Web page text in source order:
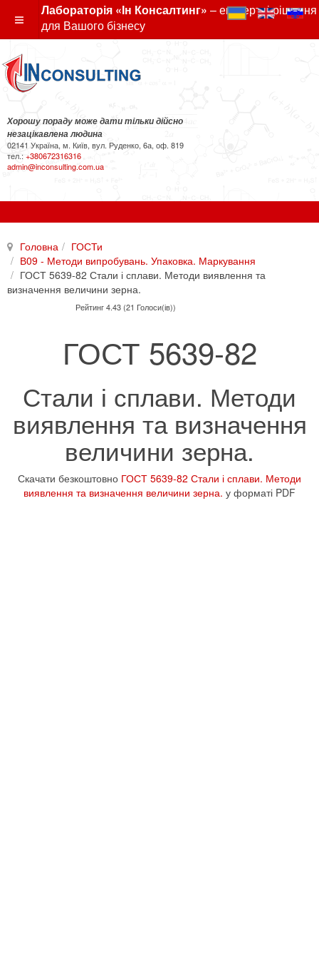
Лабораторія «Ін Консалтинг» – експертні рішення
для Вашого бізнесу
Хорошу пораду може дати тільки дійсно
незацікавлена людина
02141 Україна, м. Київ, вул. Руденко, 6а, оф. 819
тел.: +380672316316
admin@inconsulting.com.ua
Головна
ГОСТи
В09 - Методи випробувань. Упаковка. Маркування
ГОСТ 5639-82 Стали і сплави. Методи виявлення та
визначення величини зерна.
Рейтинг 4.43 (21 Голоси(ів))
ГОСТ 5639-82
Стали і сплави. Методи
виявлення та визначення
величини зерна.
Скачати безкоштовно ГОСТ 5639-82 Стали і сплави. Методи
виявлення та визначення величини зерна. у форматі PDF